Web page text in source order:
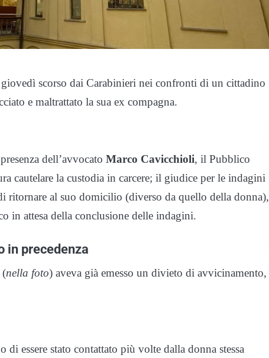
scorso dai Carabinieri nei confronti di un cittadino
e maltrattato la sua ex compagna.
dell’avvocato Marco Cavicchioli, il Pubblico
cautelare la custodia in carcere; il giudice per le indagini
ritornare al suo domicilio (diverso da quello della donna),
in attesa della conclusione delle indagini.
in precedenza
(nella foto) aveva già emesso un divieto di avvicinamento,
essere stato contattato più volte dalla donna stessa